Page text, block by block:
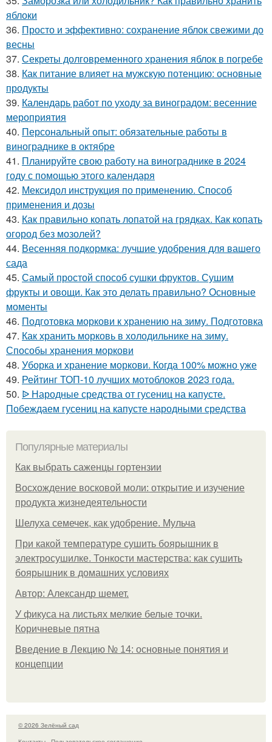
яблоки
36. Просто и эффективно: сохранение яблок свежими до
весны
37. Секреты долговременного хранения яблок в погребе
38. Как питание влияет на мужскую потенцию: основные
продукты
39. Календарь работ по уходу за виноградом: весенние
мероприятия
40. Персональный опыт: обязательные работы в
винограднике в октябре
41. Планируйте свою работу на винограднике в 2024
году с помощью этого календаря
42. Мексидол инструкция по применению. Способ
применения и дозы
43. Как правильно копать лопатой на грядках. Как копать
огород без мозолей?
44. Весенняя подкормка: лучшие удобрения для вашего
сада
45. Самый простой способ сушки фруктов. Сушим
фрукты и овощи. Как это делать правильно? Основные
моменты
46. Подготовка моркови к хранению на зиму. Подготовка
47. Как хранить морковь в холодильнике на зиму.
Способы хранения моркови
48. Уборка и хранение моркови. Когда 100% можно уже
49. Рейтинг ТОП-10 лучших мотоблоков 2023 года.
50. ᐉ Народные средства от гусениц на капусте.
Побеждаем гусениц на капусте народными средства
Популярные материалы
Как выбрать саженцы гортензии
Восхождение восковой моли: открытие и изучение
продукта жизнедеятельности
Шелуха семечек, как удобрение. Мульча
При какой температуре сушить боярышник в
электросушилке. Тонкости мастерства: как сушить
боярышник в домашних условиях
Автор: Александр шемет.
У фикуса на листьях мелкие белые точки.
Коричневые пятна
Введение в Лекцию № 14: основные понятия и
концепции
© 2026 Зелёный сад